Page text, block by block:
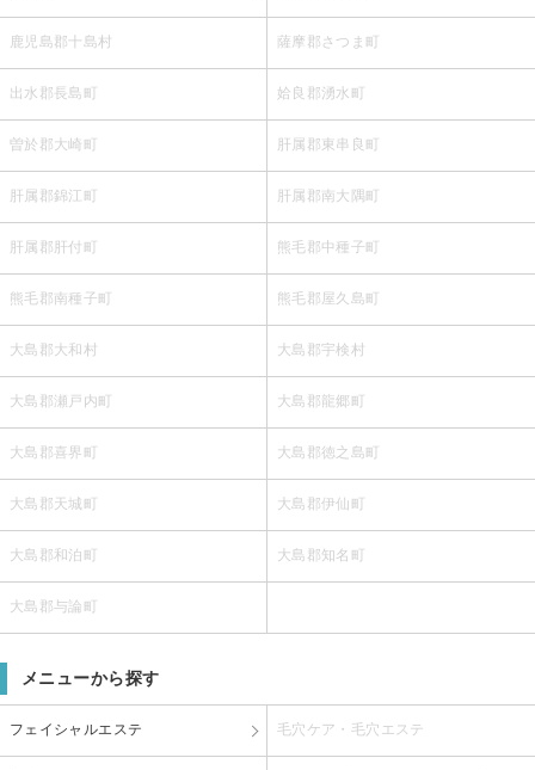
鹿児島郡十島村 薩摩郡さつま町
出水郡長島町 姶良郡湧水町
曽於郡大崎町 肝属郡東串良町
肝属郡錦江町 肝属郡南大隅町
肝属郡肝付町 熊毛郡中種子町
熊毛郡南種子町 熊毛郡屋久島町
大島郡大和村 大島郡宇検村
大島郡瀬戸内町 大島郡龍郷町
大島郡喜界町 大島郡徳之島町
大島郡天城町 大島郡伊仙町
大島郡和泊町 大島郡知名町
大島郡与論町
メニューから探す
フェイシャルエステ 毛穴ケア・毛穴エステ